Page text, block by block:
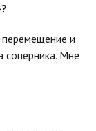
и
соперника. Мне